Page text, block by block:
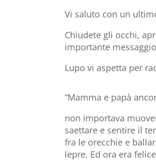
Vi saluto con un
Chiudete gli occhi,
importante
Lupo vi aspetta per
“Mamma e papà
non importava
saettare e sentire il
fra le orecchie e
lepre. Ed ora era